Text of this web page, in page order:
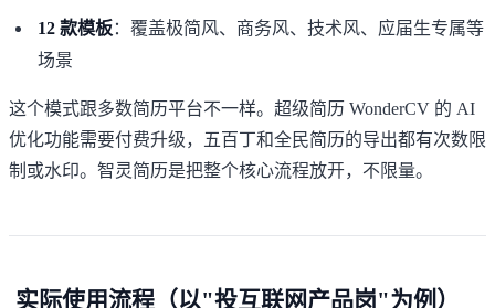
12 款模板：覆盖极简风、商务风、技术风、应届生专属等
场景
这个模式跟多数简历平台不一样。 超级简历 WonderCV 的 AI
优化功能需要付费升级，五百丁和全民简历的导出都有次数限
制或水印。智灵简历是把整个核心流程放开，不限量。
实际使用流程（以"投互联网产品岗"为例）